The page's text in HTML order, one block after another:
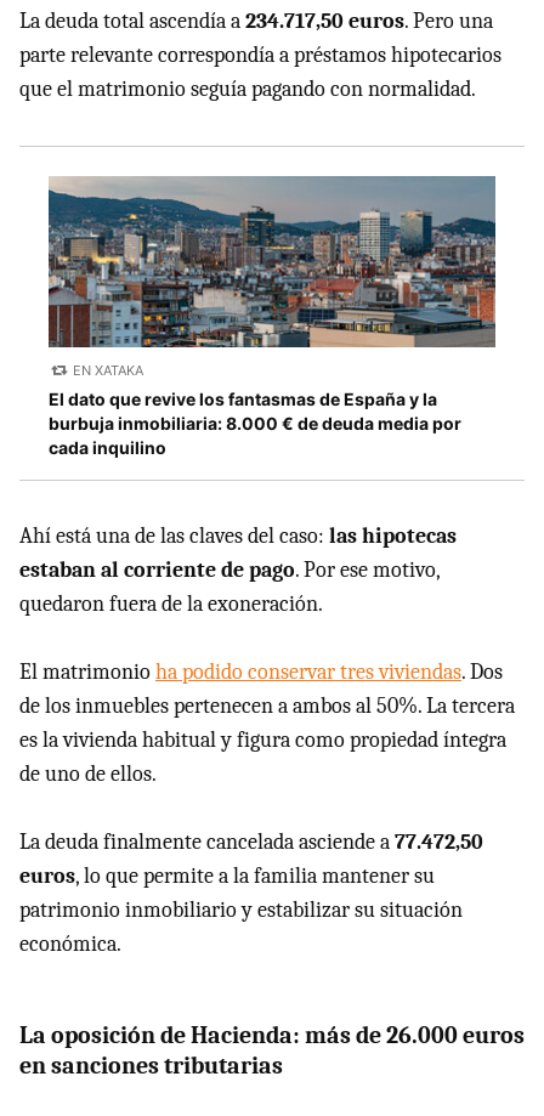
La deuda total ascendía a234.717,50 euros. Pero una
parte relevante correspondía a préstamos hipotecarios
que el matrimonio seguía pagando con normalidad.
EN XATAKA
El dato que revive los fantasmas de España y la
burbuja inmobiliaria: 8.000 € de deuda media por
cada inquilino
Ahí está una de las claves del caso: las hipotecas
estaban al corriente de pago. Por ese motivo,
quedaron fuera de la exoneración.
El matrimonioha podido conservar tres viviendas. Dos
de los inmuebles pertenecen a ambos al 50%. La tercera
es la vivienda habitual y figura como propiedad íntegra
de uno de ellos.
La deuda finalmente cancelada asciende a77.472,50
euros, lo que permite a la familia mantener su
patrimonio inmobiliario y estabilizar su situación
económica.
La oposición de Hacienda: más de 26.000 euros
en sanciones tributarias